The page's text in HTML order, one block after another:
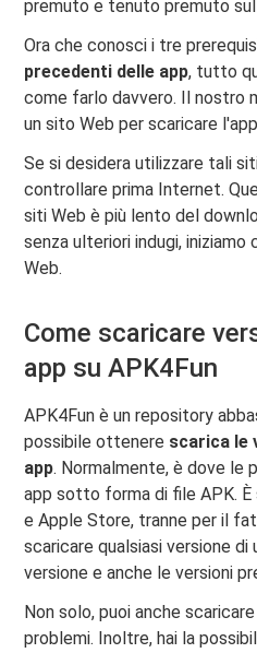
premuto e tenuto premuto
Ora che conosci i tre
precedenti delle app, tutto
come farlo davvero. Il nostro
un sito Web per scaricare
Se si desidera utilizzare tali
controllare prima Internet.
siti Web è più lento del
senza ulteriori indugi,
Web.
Come scaricare
app su APK4Fun
APK4Fun è un repository
possibile ottenere scarica le
app. Normalmente, è dove le
app sotto forma di file APK.
e Apple Store, tranne per il
scaricare qualsiasi versione di
versione e anche le versioni
Non solo, puoi anche
problemi. Inoltre, hai la